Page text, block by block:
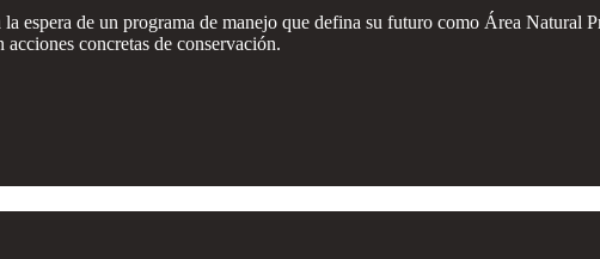
espera de un programa de manejo que defina su futuro como Área Natural
concretas de conservación.